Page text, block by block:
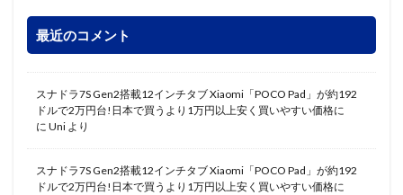
最近のコメント
スナドラ7S Gen2搭載12インチタブ Xiaomi「POCO Pad」が約192
ドルで2万円台!日本で買うより1万円以上安く買いやすい価格に
に Uni より
スナドラ7S Gen2搭載12インチタブ Xiaomi「POCO Pad」が約192
ドルで2万円台!日本で買うより1万円以上安く買いやすい価格に